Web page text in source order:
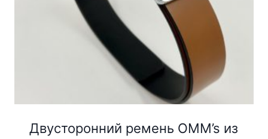
Двусторонний ремень OMM’s из